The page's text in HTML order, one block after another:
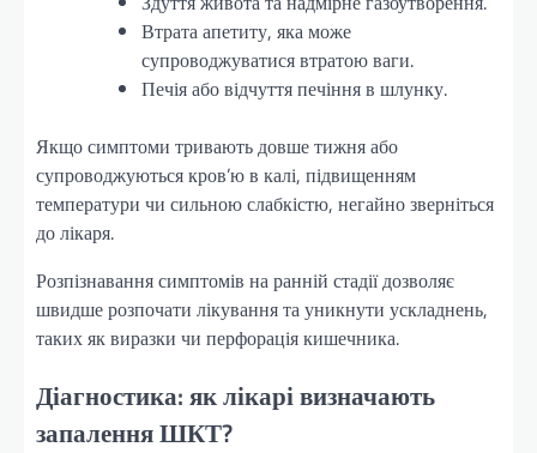
Втрата апетиту, яка може
супроводжуватися втратою ваги.
Печія або відчуття печіння в шлунку.
Якщо симптоми тривають довше тижня або
супроводжуються кров’ю в калі, підвищенням
температури чи сильною слабкістю, негайно зверніться
до лікаря.
Розпізнавання симптомів на ранній стадії дозволяє
швидше розпочати лікування та уникнути ускладнень,
таких як виразки чи перфорація кишечника.
Діагностика: як лікарі визначають
запалення ШКТ?